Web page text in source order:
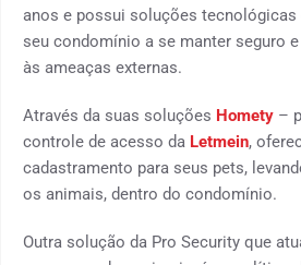
anos e possui soluções
seu condomínio a se manter seguro
às ameaças externas.
Através da suas soluções Homety –
controle de acesso da Letmein,
cadastramento para seus pets,
os animais, dentro do condomínio.
Outra solução da Pro Security que